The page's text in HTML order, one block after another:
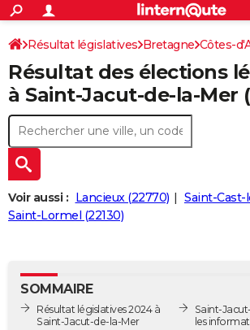
ACTUALITÉS
Politique
Société
Faits Divers
Education
Monde
Villes
+
SPORT
Coupe du monde 2026
Football
Tennis
Cyclisme
Rugby
Forum
CULTURE
Programme TV
TNT
Streaming
Cinéma
Sorties cinéma
Musique
+
FINANCE
Retraite
Impôts
Epargne
Immobilier
Risques naturels par ville
Banque
Assurance
Crédit
AUTO
Essais
Réserver un essai
Citadines
Berlines
SUV
Forum auto
+
HIGH-TECH
Mobiles
Meilleur smartphone
Internet
Ordinateurs
Jeux vidéo
Guide high-tech
+
BRICOLAGE
Guides de France
Escapades
Patrimoine
Expositions
Musées
Week-end nature
LIFESTYLE
Art de vivre
Bien-être
Loisirs
ModeModes de vie
SANTE
S'inscrire
Connexion
Résultat législatives Bretagne Côtes-
2ème circonscription
Résultat des élections
à Saint-Jacut-de-la-Mer
Voir aussi : Lancieux (22770)
Saint-Cast-
Saint-Lormel (22130)
SOMMAIRE
Résultat législatives 2024 à
Saint-Jacut-de-la-Mer
Saint-
les